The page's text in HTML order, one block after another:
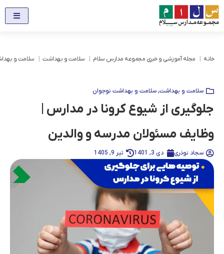
خانه مجله آموزشی و خبری مجموعه مدارس سلام سلامت و بهداشت سلامت و
سلامت و بهداشت,سلامت و بهداشت نوجوان
جلوگیری از شیوع کرونا در مدارس |
وظایف مسئولان مدرسه و والدین
سجاد نوذری دی 3, 1401 تیر 9, 1405